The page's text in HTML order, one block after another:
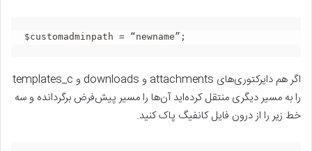
$customadminpath = “newname”;
اگر هم دایرکتوری‌های attachments و downloads و templates_c
را به مسیر دیگری منتقل کرده‌اید آن‌ها را مسیر پیش‌فرض برگردانده و سه
خط زیر را از درون فایل کانفیگ پاک کنید.